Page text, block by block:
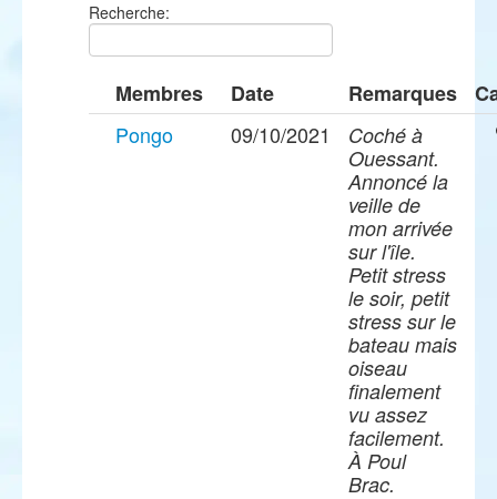
Recherche:
Membres Date Remarques
Pongo
09/10/2021
Coché à
Ouessant.
Annoncé la
veille de
mon arrivée
sur l'île.
Petit stress
le soir, petit
stress sur le
bateau mais
oiseau
finalement
vu assez
facilement.
À Poul
Brac.